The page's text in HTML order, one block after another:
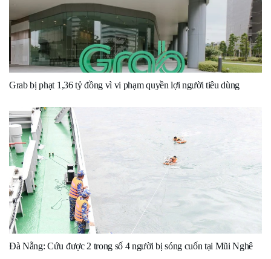
Grab bị phạt 1,36 tỷ đồng vì vi phạm quyền lợi người tiêu dùng
Đà Nẵng: Cứu được 2 trong số 4 người bị sóng cuốn tại Mũi Nghê